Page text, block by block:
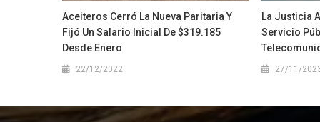
Aceiteros Cerró La Nueva Paritaria Y
Fijó Un Salario Inicial De $319.185
Desde Enero
22/12/2022
La Justicia
Servicio
27/11/